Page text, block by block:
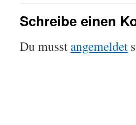
Schreibe einen
Du musst angemeldet